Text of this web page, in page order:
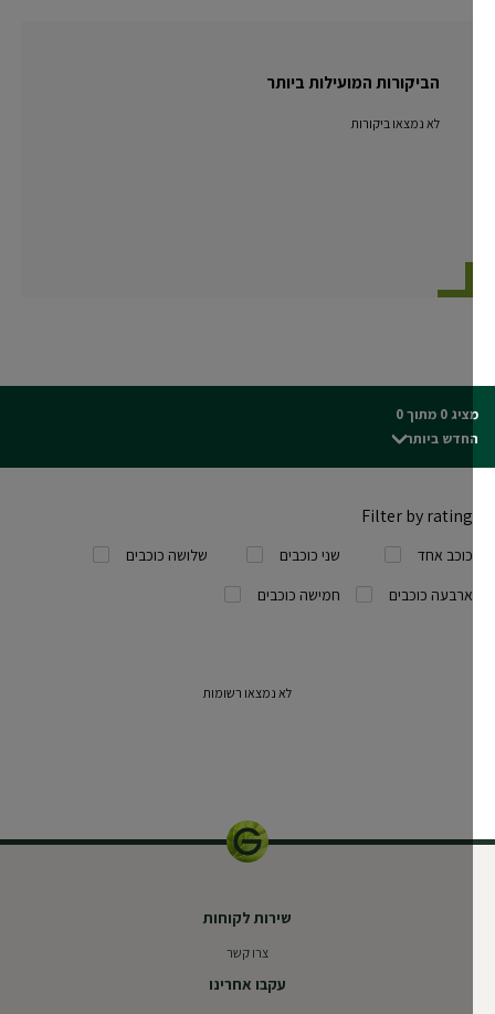
הביקורות המועילות ביותר
לא נמצאו ביקורות
0 מתוך 0
ביותר
Filter by rating
כוכב אחד שני כוכבים
שלושה כוכבים
ארבעה כוכבים
חמישה כוכבים
לא נמצאו רשומות
שירות לקוחות
צרו קשר
עקבו אחרינו